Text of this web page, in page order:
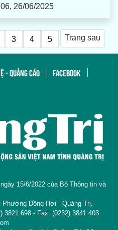
26/06/2025
3 4 5 Trang sau
- QUẢNG CÁO
FACEBOOK
15/6/2022 của Bộ Thông tin và
Đồng Hới - Quảng Trị.
698 - Fax: (0232).3841 403